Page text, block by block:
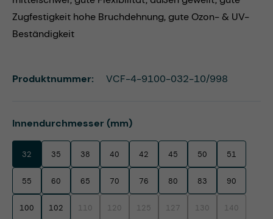
Zugfestigkeit hohe Bruchdehnung, gute Ozon- & UV-
Beständigkeit
Innendurchmesser (mm)auswählen
32 35 38 40 42 45 50 51
55 60 65 70 76 80 83 90
100 102 110(Diese Option ist zurzeit nicht verfügbar.)
120(Diese Option ist zurzeit nicht verfügbar.)
125(Diese Option ist zurzeit nicht verfügbar.)
127(Diese Option ist zurzeit nicht
130(Diese Option ist
140(Diese
Produktnummer: VCF-4-9100-032-10/998